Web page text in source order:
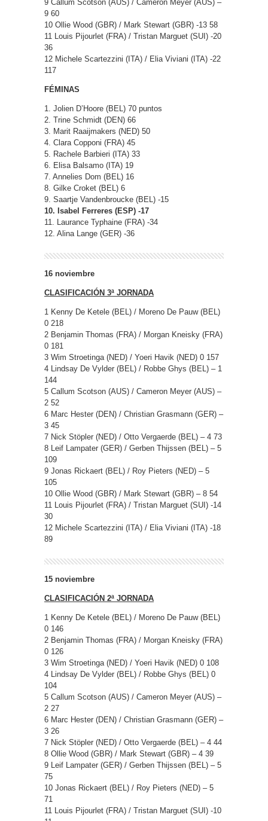
9 Callum Scotson (AUS) / Cameron Meyer (AUS) –
9 60
10 Ollie Wood (GBR) / Mark Stewart (GBR) -13 58
11 Louis Pijourlet (FRA) / Tristan Marguet (SUI) -20
36
12 Michele Scartezzini (ITA) / Elia Viviani (ITA) -22
117
FÉMINAS
1. Jolien D’Hoore (BEL) 70 puntos
2. Trine Schmidt (DEN) 66
3. Marit Raaijmakers (NED) 50
4. Clara Copponi (FRA) 45
5. Rachele Barbieri (ITA) 33
6. Elisa Balsamo (ITA) 19
7. Annelies Dom (BEL) 16
8. Gilke Croket (BEL) 6
9. Saartje Vandenbroucke (BEL) -15
10. Isabel Ferreres (ESP) -17
11. Laurance Typhaine (FRA) -34
12. Alina Lange (GER) -36
16 noviembre
CLASIFICACIÓN 3ª JORNADA
1 Kenny De Ketele (BEL) / Moreno De Pauw (BEL)
0 218
2 Benjamin Thomas (FRA) / Morgan Kneisky (FRA)
0 181
3 Wim Stroetinga (NED) / Yoeri Havik (NED) 0 157
4 Lindsay De Vylder (BEL) / Robbe Ghys (BEL) – 1
144
5 Callum Scotson (AUS) / Cameron Meyer (AUS) –
2 52
6 Marc Hester (DEN) / Christian Grasmann (GER) –
3 45
7 Nick Stöpler (NED) / Otto Vergaerde (BEL) – 4 73
8 Leif Lampater (GER) / Gerben Thijssen (BEL) – 5
109
9 Jonas Rickaert (BEL) / Roy Pieters (NED) – 5
105
10 Ollie Wood (GBR) / Mark Stewart (GBR) – 8 54
11 Louis Pijourlet (FRA) / Tristan Marguet (SUI) -14
30
12 Michele Scartezzini (ITA) / Elia Viviani (ITA) -18
89
15 noviembre
CLASIFICACIÓN 2ª JORNADA
1 Kenny De Ketele (BEL) / Moreno De Pauw (BEL)
0 146
2 Benjamin Thomas (FRA) / Morgan Kneisky (FRA)
0 126
3 Wim Stroetinga (NED) / Yoeri Havik (NED) 0 108
4 Lindsay De Vylder (BEL) / Robbe Ghys (BEL) 0
104
5 Callum Scotson (AUS) / Cameron Meyer (AUS) –
2 27
6 Marc Hester (DEN) / Christian Grasmann (GER) –
3 26
7 Nick Stöpler (NED) / Otto Vergaerde (BEL) – 4 44
8 Ollie Wood (GBR) / Mark Stewart (GBR) – 4 39
9 Leif Lampater (GER) / Gerben Thijssen (BEL) – 5
75
10 Jonas Rickaert (BEL) / Roy Pieters (NED) – 5
71
11 Louis Pijourlet (FRA) / Tristan Marguet (SUI) -10